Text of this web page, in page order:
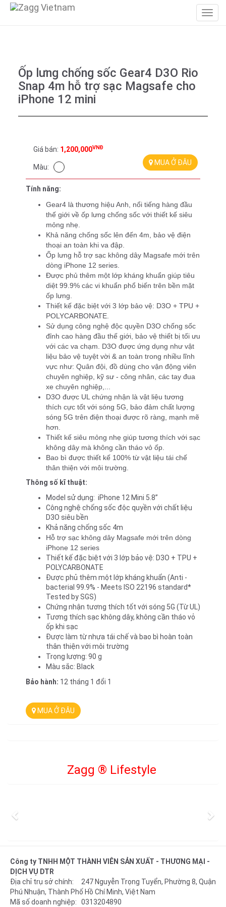
Ốp lưng chống sốc Gear4 D3O Rio
Snap 4m hỗ trợ sạc Magsafe cho
iPhone 12 mini
Giá bán: 1,200,000VNĐ
Màu:
MUA Ở ĐÂU
Tính năng:
Gear4 là thương hiệu Anh, nổi tiếng hàng đầu
thế giới về ốp lưng chống sốc với thiết kế siêu
mỏng nhẹ.
Khả năng chống sốc lên đến 4m, bảo vệ điện
thoại an toàn khi va đập.
Ốp lưng hỗ trợ sạc không dây Magsafe mới trên
dòng iPhone 12 series.
Được phủ thêm một lớp kháng khuẩn giúp tiêu
diệt 99.9% các vi khuẩn phổ biến trên bền mặt
ốp lưng.
Thiết kế đặc biệt với 3 lớp bảo vệ: D3O + TPU +
POLYCARBONATE.
Sử dụng công nghệ độc quyền D3O chống sốc
đỉnh cao hàng đầu thế giới, bảo vệ thiết bị tối ưu
với các va chạm. D3O được ứng dụng như vật
liệu bảo vệ tuyệt vời & an toàn trong nhiều lĩnh
vực như: Quân đội, đồ dùng cho vận động viên
chuyên nghiệp, kỹ sư - công nhân, các tay đua
xe chuyên nghiệp,...
D3O được UL chứng nhận là vật liệu tương
thích cực tốt với sóng 5G, bảo đảm chất lượng
sóng 5G trên điện thoại được rõ ràng, mạnh mẽ
hơn.
Thiết kế siêu mỏng nhẹ giúp tương thích với sạc
không dây mà không cần tháo vỏ ốp.
Bao bì được thiết kế 100% từ vật liệu tái chế
thân thiện với môi trường.
Thông số kĩ thuật:
Model sử dụng:  iPhone 12 Mini 5.8’’
Công nghệ chống sốc độc quyền với chất liệu
D3O siêu bền
Khả năng chống sốc 4m
Hỗ trợ sạc không dây Magsafe mới trên dòng
iPhone 12 series
Thiết kế đặc biệt với 3 lớp bảo vệ: D3O + TPU +
POLYCARBONATE
Được phủ thêm một lớp kháng khuẩn (Anti -
bacterial 99.9% - Meets ISO 22196 standard*​
Tested by SGS)
Chứng nhận tương thích tốt với sóng 5G (Từ UL)
Tương thích sạc không dây, không cần tháo vỏ
ốp khi sạc
Được làm từ nhựa tái chế và bao bì hoàn toàn
thân thiện với môi trường
Trọng lượng: 90 g
Màu sắc: Black
Bảo hành: 12 tháng 1 đổi 1
MUA Ở ĐÂU
Zagg ® Lifestyle
Công ty TNHH MỘT THÀNH VIÊN SẢN XUẤT - THƯƠNG MẠI -
DỊCH VỤ DTR
Địa chỉ trụ sở chính: 247 Nguyễn Trọng Tuyển, Phường 8, Quận
Phú Nhuận, Thành Phố Hồ Chí Minh, Việt Nam
Mã số doanh nghiệp: 0313204890